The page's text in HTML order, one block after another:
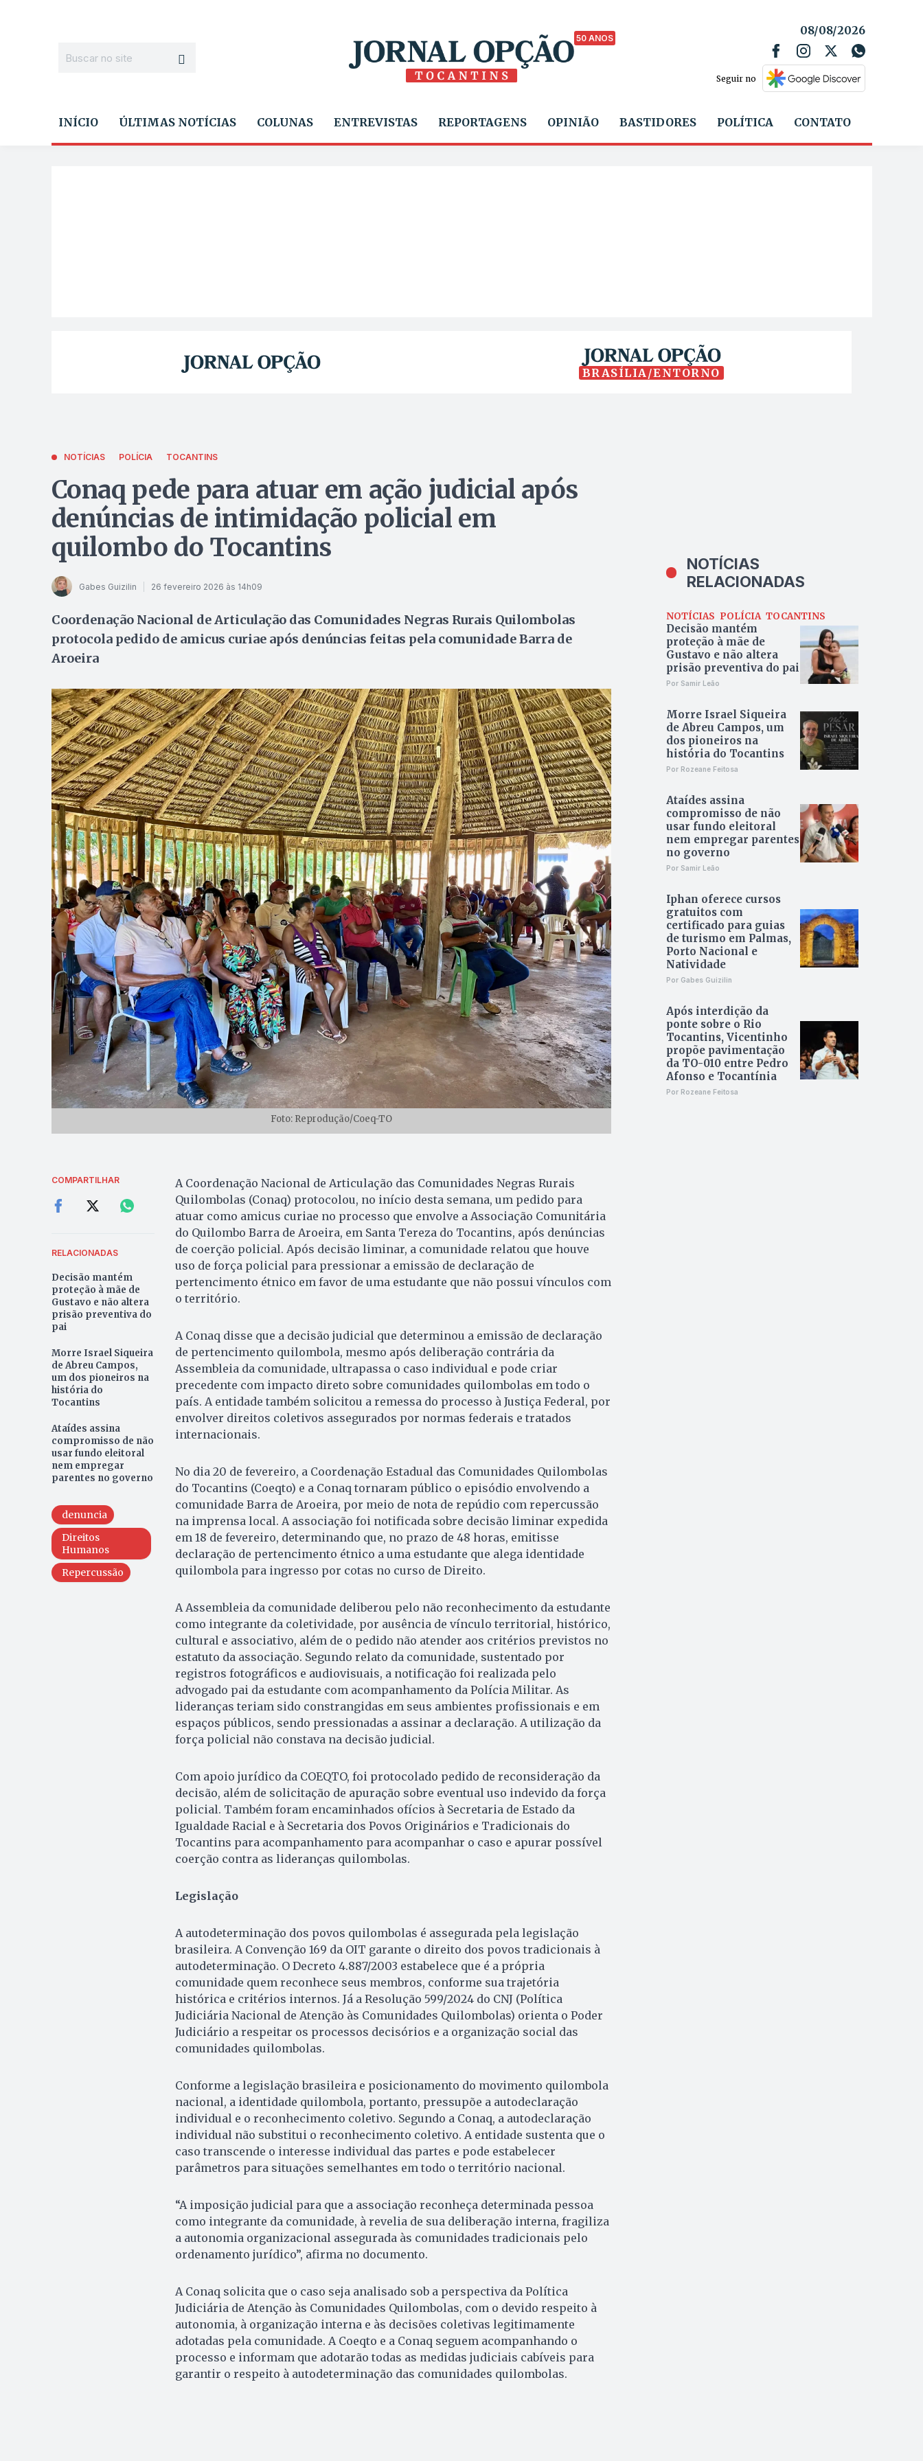
50 ANOS
08/08/2026
Seguir no
INÍCIO ÚLTIMAS NOTÍCIAS COLUNAS ENTREVISTAS REPORTAGENS OPINIÃO BASTIDORES POLÍTICA CONTATO
BRASÍLIA/ENTORNO
NOTÍCIAS POLÍCIA TOCANTINS
Conaq pede para atuar em ação judicial após
denúncias de intimidação policial em
quilombo do Tocantins
Gabes Guizilin 26 fevereiro 2026 às 14h09
Coordenação Nacional de Articulação das Comunidades Negras Rurais Quilombolas
protocola pedido de amicus curiae após denúncias feitas pela comunidade Barra de
Aroeira
Foto: Reprodução/Coeq-TO
COMPARTILHAR
RELACIONADAS
Decisão mantém
proteção à mãe de
Gustavo e não altera
prisão preventiva do
pai
Morre Israel Siqueira
de Abreu Campos,
um dos pioneiros na
história do
Tocantins
Ataídes assina
compromisso de não
usar fundo eleitoral
nem empregar
parentes no governo
denuncia
Direitos
Humanos
Repercussão
A Coordenação Nacional de Articulação das Comunidades Negras Rurais
Quilombolas (Conaq) protocolou, no início desta semana, um pedido para
atuar como amicus curiae no processo que envolve a Associação Comunitária
do Quilombo Barra de Aroeira, em Santa Tereza do Tocantins, após denúncias
de coerção policial. Após decisão liminar, a comunidade relatou que houve
uso de força policial para pressionar a emissão de declaração de
pertencimento étnico em favor de uma estudante que não possui vínculos com
o território.
A Conaq disse que a decisão judicial que determinou a emissão de declaração
de pertencimento quilombola, mesmo após deliberação contrária da
Assembleia da comunidade, ultrapassa o caso individual e pode criar
precedente com impacto direto sobre comunidades quilombolas em todo o
país. A entidade também solicitou a remessa do processo à Justiça Federal, por
envolver direitos coletivos assegurados por normas federais e tratados
internacionais.
No dia 20 de fevereiro, a Coordenação Estadual das Comunidades Quilombolas
do Tocantins (Coeqto) e a Conaq tornaram público o episódio envolvendo a
comunidade Barra de Aroeira, por meio de nota de repúdio com repercussão
na imprensa local. A associação foi notificada sobre decisão liminar expedida
em 18 de fevereiro, determinando que, no prazo de 48 horas, emitisse
declaração de pertencimento étnico a uma estudante que alega identidade
quilombola para ingresso por cotas no curso de Direito.
A Assembleia da comunidade deliberou pelo não reconhecimento da estudante
como integrante da coletividade, por ausência de vínculo territorial, histórico,
cultural e associativo, além de o pedido não atender aos critérios previstos no
estatuto da associação. Segundo relato da comunidade, sustentado por
registros fotográficos e audiovisuais, a notificação foi realizada pelo
advogado pai da estudante com acompanhamento da Polícia Militar. As
lideranças teriam sido constrangidas em seus ambientes profissionais e em
espaços públicos, sendo pressionadas a assinar a declaração. A utilização da
força policial não constava na decisão judicial.
Com apoio jurídico da COEQTO, foi protocolado pedido de reconsideração da
decisão, além de solicitação de apuração sobre eventual uso indevido da força
policial. Também foram encaminhados ofícios à Secretaria de Estado da
Igualdade Racial e à Secretaria dos Povos Originários e Tradicionais do
Tocantins para acompanhamento para acompanhar o caso e apurar possível
coerção contra as lideranças quilombolas.
Legislação
A autodeterminação dos povos quilombolas é assegurada pela legislação
brasileira. A Convenção 169 da OIT garante o direito dos povos tradicionais à
autodeterminação. O Decreto 4.887/2003 estabelece que é a própria
comunidade quem reconhece seus membros, conforme sua trajetória
histórica e critérios internos. Já a Resolução 599/2024 do CNJ (Política
Judiciária Nacional de Atenção às Comunidades Quilombolas) orienta o Poder
Judiciário a respeitar os processos decisórios e a organização social das
comunidades quilombolas.
Conforme a legislação brasileira e posicionamento do movimento quilombola
nacional, a identidade quilombola, portanto, pressupõe a autodeclaração
individual e o reconhecimento coletivo. Segundo a Conaq, a autodeclaração
individual não substitui o reconhecimento coletivo. A entidade sustenta que o
caso transcende o interesse individual das partes e pode estabelecer
parâmetros para situações semelhantes em todo o território nacional.
“A imposição judicial para que a associação reconheça determinada pessoa
como integrante da comunidade, à revelia de sua deliberação interna, fragiliza
a autonomia organizacional assegurada às comunidades tradicionais pelo
ordenamento jurídico”, afirma no documento.
A Conaq solicita que o caso seja analisado sob a perspectiva da Política
Judiciária de Atenção às Comunidades Quilombolas, com o devido respeito à
autonomia, à organização interna e às decisões coletivas legitimamente
adotadas pela comunidade. A Coeqto e a Conaq seguem acompanhando o
processo e informam que adotarão todas as medidas judiciais cabíveis para
garantir o respeito à autodeterminação das comunidades quilombolas.
NOTÍCIAS
RELACIONADAS
NOTÍCIAS POLÍCIA TOCANTINS
Decisão mantém
proteção à mãe de
Gustavo e não altera
prisão preventiva do pai
Por Samir Leão
Morre Israel Siqueira
de Abreu Campos, um
dos pioneiros na
história do Tocantins
Por Rozeane Feitosa
Ataídes assina
compromisso de não
usar fundo eleitoral
nem empregar parentes
no governo
Por Samir Leão
Iphan oferece cursos
gratuitos com
certificado para guias
de turismo em Palmas,
Porto Nacional e
Natividade
Por Gabes Guizilin
Após interdição da
ponte sobre o Rio
Tocantins, Vicentinho
propõe pavimentação
da TO-010 entre Pedro
Afonso e Tocantínia
Por Rozeane Feitosa